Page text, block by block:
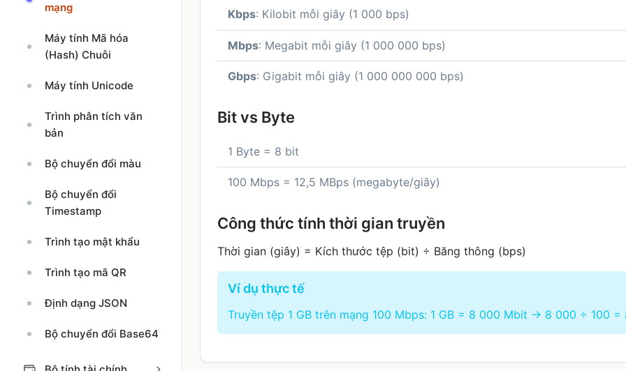
mạng
Máy tính Mã hóa
(Hash) Chuỗi
Máy tính Unicode
Trình phân tích văn
bản
Bộ chuyển đổi màu
Bộ chuyển đổi
Timestamp
Trình tạo mật khẩu
Trình tạo mã QR
Định dạng JSON
Bộ chuyển đổi Base64
Kbps: Kilobit mỗi giây (1 000 bps)
Mbps: Megabit mỗi giây (1 000 000 bps)
Gbps: Gigabit mỗi giây (1 000 000 000 bps)
Bit vs Byte
1 Byte = 8 bit
100 Mbps = 12,5 MBps (megabyte/giây)
Công thức tính thời gian truyền
Thời gian (giây) = Kích thước tệp (bit) ÷ Băng thông (bps)
Ví dụ thực tế
Truyền tệp 1 GB trên mạng 100 Mbps: 1 GB = 8 000 Mbit → 8 000 ÷ 100 =